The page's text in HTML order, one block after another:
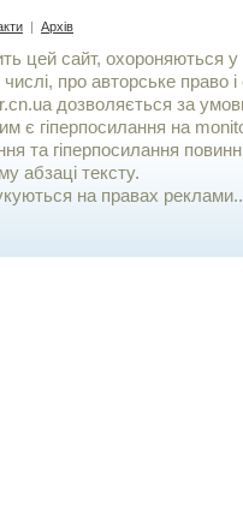
| Архів
цей сайт, охороняються у
про авторське право і
дозволяється за
є гiперпосилання на
та гіперпосилання
абзаці тексту.
на правах реклами..